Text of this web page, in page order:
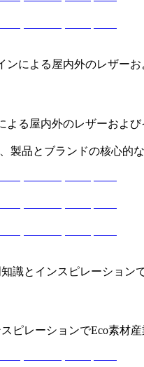
による屋内外のレザー
る屋内外のレザーおよ
製品とブランドの核心的
識とインスピレーション
レーションでEco素材産